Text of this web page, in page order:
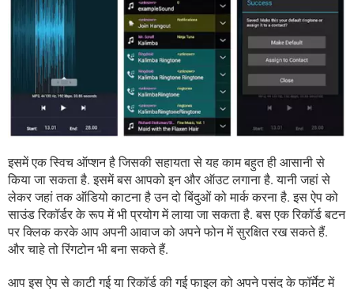
इसमें एक स्विच ऑप्शन है जिसकी सहायता से यह काम बहुत ही आसानी से
किया जा सकता है. इसमें बस आपको इन और ऑउट लगाना है. यानी जहां से
लेकर जहां तक ऑडियो काटना है उन दो बिंदुओं को मार्क करना है. इस ऐप को
साउंड रिकॉर्डर के रूप में भी प्रयोग में लाया जा सकता है. बस एक रिकॉर्ड बटन
पर क्लिक करके आप अपनी आवाज को अपने फोन में सुरक्षित रख सकते हैं.
और चाहे तो रिंगटोन भी बना सकते हैं.
आप इस ऐप से काटी गई या रिकॉर्ड की गई फाइल को अपने पसंद के फॉर्मेट में